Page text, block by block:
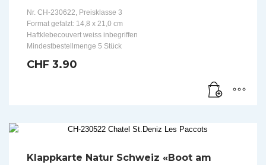
Nr. CH-230622, Preisklasse 3
Format gefalzt: 14,8 x 21,0 cm
Haftklebecouvert weiss inbegriffen
Mindestbestellmenge 5 Stück
CHF 3.90
Klappkarte Natur Schweiz «Boot am